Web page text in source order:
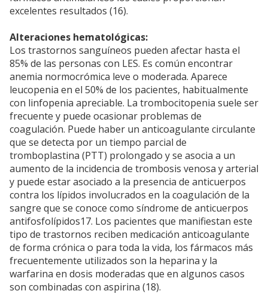
excelentes resultados (16).
Alteraciones hematológicas:
Los trastornos sanguíneos pueden afectar hasta el
85% de las personas con LES. Es común encontrar
anemia normocrómica leve o moderada. Aparece
leucopenia en el 50% de los pacientes, habitualmente
con linfopenia apreciable. La trombocitopenia suele ser
frecuente y puede ocasionar problemas de
coagulación. Puede haber un anticoagulante circulante
que se detecta por un tiempo parcial de
tromboplastina (PTT) prolongado y se asocia a un
aumento de la incidencia de trombosis venosa y arterial
y puede estar asociado a la presencia de anticuerpos
contra los lípidos involucrados en la coagulación de la
sangre que se conoce como síndrome de anticuerpos
antifosfolípidos17. Los pacientes que manifiestan este
tipo de trastornos reciben medicación anticoagulante
de forma crónica o para toda la vida, los fármacos más
frecuentemente utilizados son la heparina y la
warfarina en dosis moderadas que en algunos casos
son combinadas con aspirina (18).